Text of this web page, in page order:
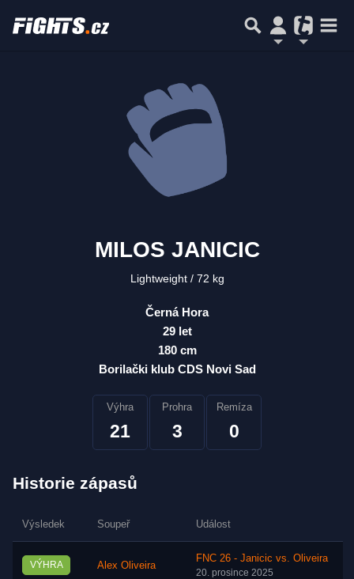
MILOS JANICIC
Lightweight 72 kg
Černá Hora
29 let
180 cm
Borilački klub CDS Novi Sad
Výhra
21
Prohra
3
Remíza
0
Historie zápasů
Výsledek Soupeř Událost
VÝHRA Alex Oliveira
FNC 26 - Janicic vs. Oliveira
20. prosince 2025